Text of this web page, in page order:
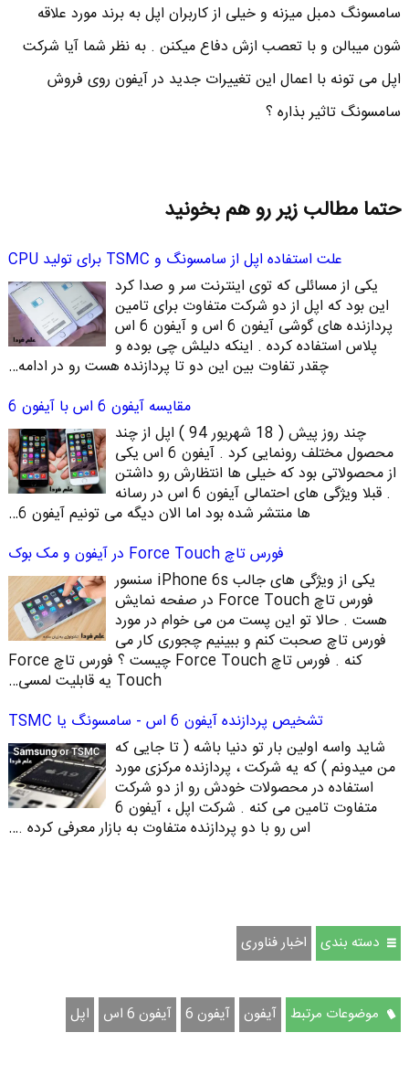
سامسونگ دمبل میزنه و خیلی از کاربران اپل به برند مورد علاقه
شون میبالن و با تعصب ازش دفاع میکنن . به نظر شما آیا شرکت
اپل می تونه با اعمال این تغییرات جدید در آیفون روی فروش
سامسونگ تاثیر بذاره ؟
حتما مطالب زیر رو هم بخونید
علت استفاده اپل از سامسونگ و TSMC برای تولید CPU
یکی از مسائلی که توی اینترنت سر و صدا کرد
این بود که اپل از دو شرکت متفاوت برای تامین
پردازنده های گوشی آیفون 6 اس و آیفون 6 اس
پلاس استفاده کرده . اینکه دلیلش چی بوده و
چقدر تفاوت بین این دو تا پردازنده هست رو در ادامه…
مقایسه آیفون 6 اس با آیفون 6
چند روز پیش ( 18 شهریور 94 ) اپل از چند
محصول مختلف رونمایی کرد . آیفون 6 اس یکی
از محصولاتی بود که خیلی ها انتظارش رو داشتن
. قبلا ویژگی های احتمالی آیفون 6 اس در رسانه
ها منتشر شده بود اما الان دیگه می تونیم آیفون 6…
فورس تاچ Force Touch در آیفون و مک بوک
یکی از ویژگی های جالب iPhone 6s سنسور
فورس تاچ Force Touch در صفحه نمایش
هست . حالا تو این پست من می خوام در مورد
فورس تاچ صحبت کنم و ببینیم چجوری کار می
کنه . فورس تاچ Force Touch چیست ؟ فورس تاچ Force
Touch یه قابلیت لمسی…
تشخیص پردازنده آیفون 6 اس - سامسونگ یا TSMC
شاید واسه اولین بار تو دنیا باشه ( تا جایی که
من میدونم ) که یه شرکت ، پردازنده مرکزی مورد
استفاده در محصولات خودش رو از دو شرکت
متفاوت تامین می کنه . شرکت اپل ، آیفون 6
اس رو با دو پردازنده متفاوت به بازار معرفی کرده .…
دسته بندی اخبار فناوری
موضوعات مرتبط آیفون آیفون 6 آیفون 6 اس اپل